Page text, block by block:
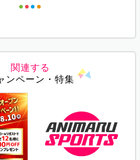
関連する
ンペーン・特集